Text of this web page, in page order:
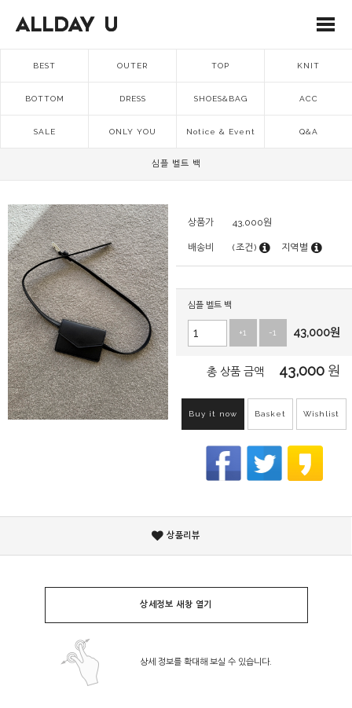
BEST OUTER TOP KNIT
BOTTOM DRESS SHOES&BAG ACC
SALE ONLY YOU Notice & Event Q&A
심플 벨트 백
상품가 43,000원
배송비 (조건) 지역별
심플 벨트 백
+1 -1 43,000원
총 상품 금액 43,000 원
Buy it now Basket Wishlist
상품리뷰
상세정보 새창 열기
상세 정보를 확대해 보실 수 있습니다.